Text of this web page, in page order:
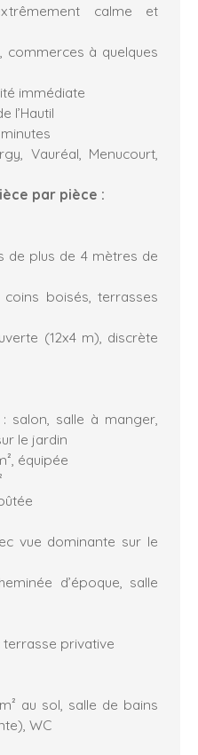
calme et
commerces à quelques
immédiate
l’Hautil
Vauréal, Menucourt,
par pièce :
de plus de 4 mètres de
boisés, terrasses
(12x4 m), discrète
salon, salle à manger,
le jardin
équipée
vue dominante sur le
d’époque, salle
terrasse privative
au sol, salle de bains
WC